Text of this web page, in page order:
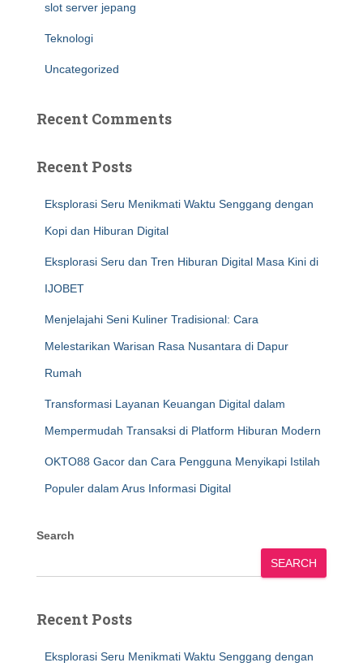
slot server jepang
Teknologi
Uncategorized
Recent Comments
Recent Posts
Eksplorasi Seru Menikmati Waktu Senggang dengan
Kopi dan Hiburan Digital
Eksplorasi Seru dan Tren Hiburan Digital Masa Kini di
IJOBET
Menjelajahi Seni Kuliner Tradisional: Cara
Melestarikan Warisan Rasa Nusantara di Dapur
Rumah
Transformasi Layanan Keuangan Digital dalam
Mempermudah Transaksi di Platform Hiburan Modern
OKTO88 Gacor dan Cara Pengguna Menyikapi Istilah
Populer dalam Arus Informasi Digital
Search
SEARCH
Recent Posts
Eksplorasi Seru Menikmati Waktu Senggang dengan